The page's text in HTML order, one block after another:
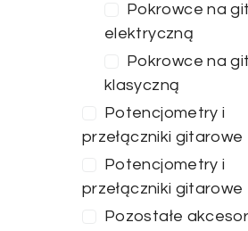
Pokrowce na
elektryczną
Pokrowce na
klasyczną
Potencjometry i
przełączniki gitarowe
Potencjometry i
przełączniki gitarowe
Pozostałe